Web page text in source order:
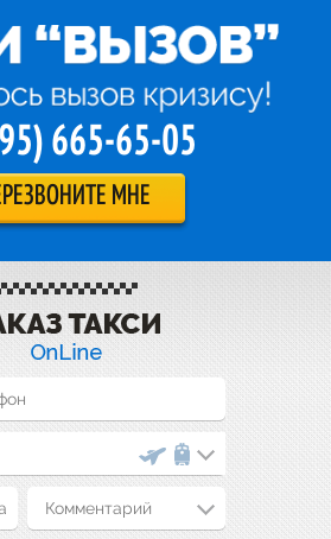
665-65-05
МНЕ
Комментарий